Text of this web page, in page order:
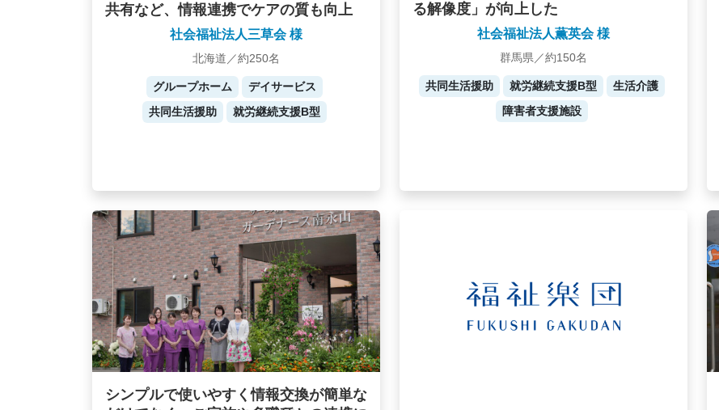
共有など、情報連携でケアの質も向上
社会福祉法人三草会 様
北海道／約250名
グループホーム
デイサービス
共同生活援助
就労継続支援B型
る解像度」が向上した
社会福祉法人薫英会 様
群馬県／約150名
共同生活援助 就労継続支援B型
生活介護
障害者支援施設
シンプルで使いやすく情報交換が簡単な